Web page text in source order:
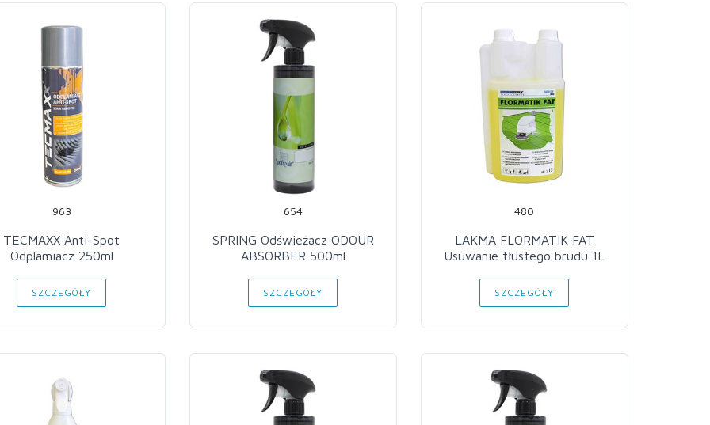
963
TECMAXX Anti-Spot
Odplamiacz 250ml
SZCZEGÓŁY
654
SPRING Odświeżacz ODOUR
ABSORBER 500ml
SZCZEGÓŁY
480
LAKMA FLORMATIK FAT
Usuwanie tłustego brudu 1L
SZCZEGÓŁY